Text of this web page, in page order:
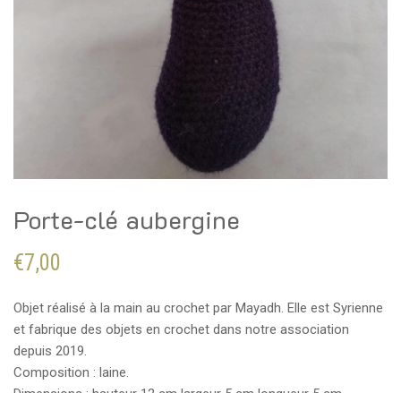
Porte-clé aubergine
€7,00
Objet réalisé à la main au crochet par Mayadh. Elle est Syrienne
et fabrique des objets en crochet dans notre association
depuis 2019.
Composition : laine.